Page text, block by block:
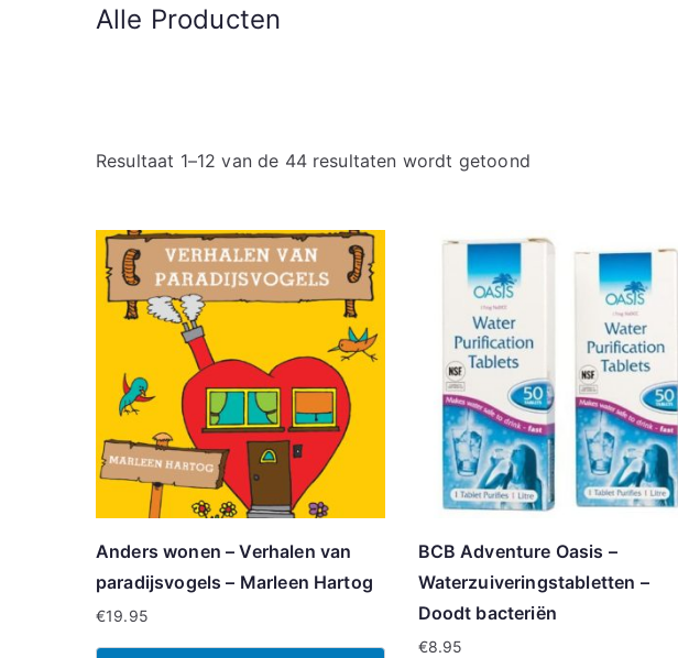
Alle Producten
Resultaat 1–12 van de 44 resultaten wordt getoond
Anders wonen – Verhalen van
paradijsvogels – Marleen Hartog
€19.95
BCB Adventure Oasis –
Waterzuiveringstabletten –
Doodt bacteriën
€8.95